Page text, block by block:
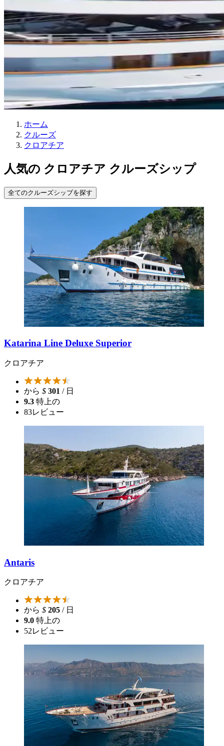
ホーム
クルーズ
クロアチア
人気の クロアチア クルーズシップ
全てのクルーズシップを探す
Katarina Line Deluxe Superior
クロアチア
から $ 301 / 日
9.3 特上の
83レビュー
Antaris
クロアチア
から $ 205 / 日
9.0 特上の
52レビュー